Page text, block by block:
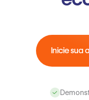
Inicie sua